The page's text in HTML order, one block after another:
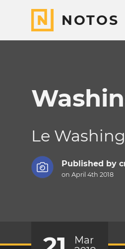
NOTOS
Le
Published by
on April 4th 2018
Mar